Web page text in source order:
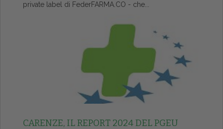
private label di FederFARMA.CO - che...
CARENZE, IL REPORT 2024 DEL PGEU